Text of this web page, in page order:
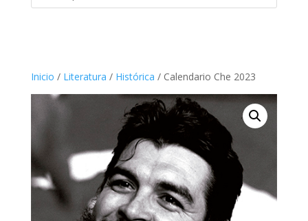
Inicio / Literatura / Histórica / Calendario Che 2023